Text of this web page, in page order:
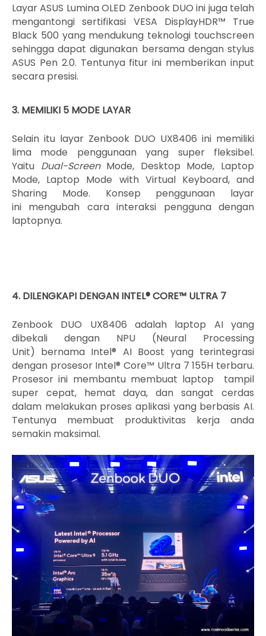
Layar ASUS Lumina OLED Zenbook DUO ini juga telah
mengantongi sertifikasi VESA DisplayHDR™ True
Black 500 yang mendukung teknologi touchscreen
sehingga dapat digunakan bersama dengan stylus
ASUS Pen 2.0. Tentunya fitur ini memberikan input
secara presisi.
3. MEMILIKI 5 MODE LAYAR
Selain itu layar Zenbook DUO UX8406 ini memiliki
lima mode penggunaan yang super fleksibel.
Yaitu Dual-ScreenMode, Desktop Mode, Laptop
Mode, Laptop Mode with Virtual Keyboard, and
Sharing Mode. Konsep penggunaan layar
ini mengubah cara interaksi pengguna dengan
laptopnya.
4. DILENGKAPI DENGAN INTEL® CORE™ ULTRA 7
Zenbook DUO UX8406 adalah laptop AI yang
dibekali dengan NPU (Neural Processing
Unit) bernama Intel® AI Boost yang terintegrasi
dengan prosesor Intel® Core™ Ultra 7 155H terbaru.
Prosesor ini membantu membuat laptop tampil
super cepat, hemat daya, dan sangat cerdas
dalam melakukan proses aplikasi yang berbasis AI.
Tentunya membuat produktivitas kerja anda
semakin maksimal.